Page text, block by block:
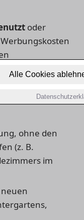
Alle Cookies
oder
ohne den
(z. B.
im